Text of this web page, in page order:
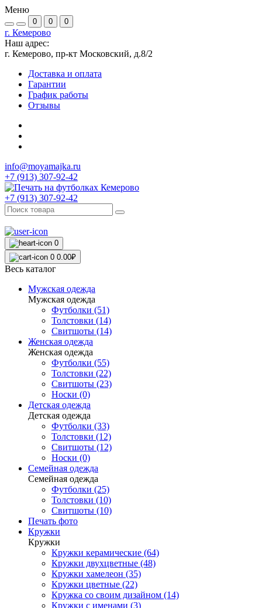
Меню
0 0 0
г. Кемерово
Наш адрес:
г. Кемерово, пр-кт Московский, д.8/2
Доставка и оплата
Гарантии
График работы
Отзывы
info@moyamajka.ru
+7 (913) 307-92-42
+7 (913) 307-92-42
0
0 0.00₽
Весь каталог
Мужская одежда
Мужская одежда
Футболки (51)
Толстовки (14)
Свитшоты (14)
Женская одежда
Женская одежда
Футболки (55)
Толстовки (22)
Свитшоты (23)
Носки (0)
Детская одежда
Детская одежда
Футболки (33)
Толстовки (12)
Свитшоты (12)
Носки (0)
Семейная одежда
Семейная одежда
Футболки (25)
Толстовки (10)
Свитшоты (10)
Печать фото
Кружки
Кружки
Кружки керамические (64)
Кружки двухцветные (48)
Кружки хамелеон (35)
Кружки цветные (22)
Кружка со своим дизайном (14)
Кружки с именами (3)